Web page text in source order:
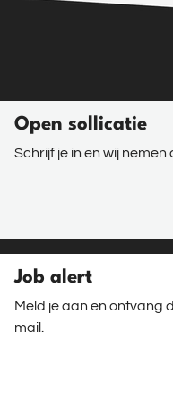
Open sollicatie
Schrijf je in en wij nemen
Job alert
Meld je aan en ontvang
mail.